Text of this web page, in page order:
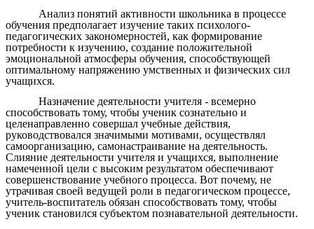
Анализ понятий активности школьника в процессе
обучения предполагает изучение таких психолого-
педагогических закономерностей, как формирование
потребности к изучению, создание положительной
эмоциональной атмосферы обучения, способствующей
оптимальному напряжению умственных и физических сил
учащихся.
Назначение деятельности учителя - всемерно
способствовать тому, чтобы ученик сознательно и
целенаправленно совершал учебные действия,
руководствовался значимыми мотивами, осуществлял
самоорганизацию, самонастраивание на деятельность.
Слияние деятельности учителя и учащихся, выполнение
намеченной цели с высоким результатом обеспечивают
совершенствование учебного процесса. Вот почему, не
утрачивая своей ведущей роли в педагогическом процессе,
учитель-воспитатель обязан способствовать тому, чтобы
ученик становился субъектом познавательной деятельности.